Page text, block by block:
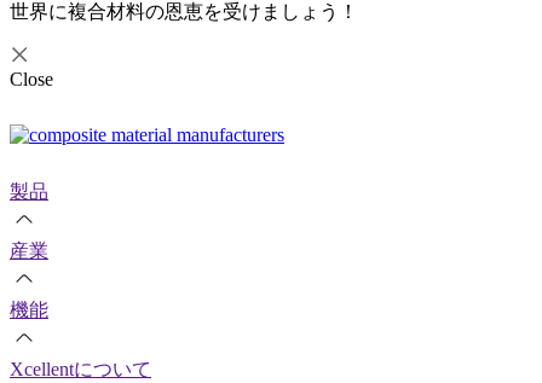
世界に複合材料の恩恵を受けましょう！
Close
製品
産業
機能
Xcellentについて